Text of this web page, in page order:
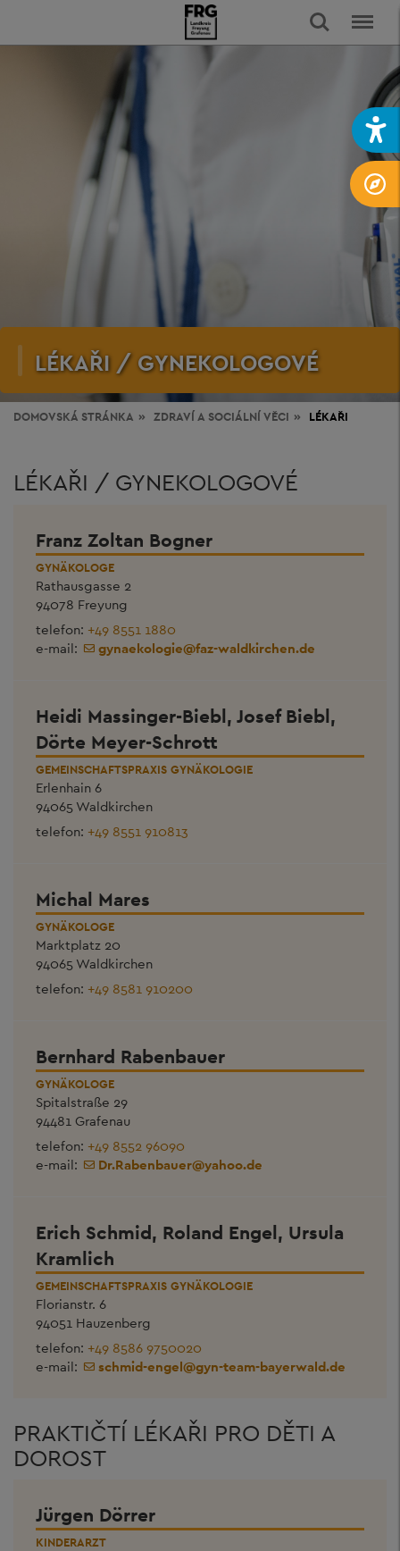
LÉKAŘI / GYNEKOLOGOVÉ
DOMOVSKÁ STRÁNKA ZDRAVÍA SOCIÁLNÍ VĚCI LÉKAŘI
LÉKAŘI / GYNEKOLOGOVÉ
Franz Zoltan Bogner
GYNÄKOLOGE
Rathausgasse 2
94078 Freyung
telefon: +49 8551 1880
e-mail:
gynaekologie@faz-waldkirchen.de
Heidi Massinger-Biebl, Josef Biebl,
Dörte Meyer-Schrott
GEMEINSCHAFTSPRAXIS GYNÄKOLOGIE
Erlenhain 6
94065 Waldkirchen
telefon: +49 8551 910813
Michal Mares
GYNÄKOLOGE
Marktplatz 20
94065 Waldkirchen
telefon: +49 8581 910200
Bernhard Rabenbauer
GYNÄKOLOGE
Spitalstraße 29
94481 Grafenau
telefon: +49 8552 96090
e-mail:
Dr.Rabenbauer@yahoo.de
Erich Schmid, Roland Engel, Ursula
Kramlich
GEMEINSCHAFTSPRAXIS GYNÄKOLOGIE
Florianstr. 6
94051 Hauzenberg
telefon: +49 8586 9750020
e-mail:
schmid-engel@gyn-team-bayerwald.de
PRAKTIČTÍ LÉKAŘI PRO DĚTI A
DOROST
Jürgen Dörrer
KINDERARZT